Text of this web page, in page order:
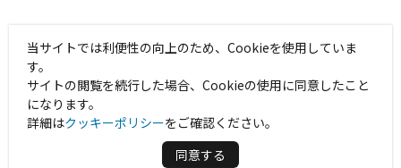
当サイトでは利便性の向上のため、Cookieを使用していま
す。
サイトの閲覧を続行した場合、Cookieの使用に同意したこと
になります。
詳細はクッキーポリシーをご確認ください。
同意する